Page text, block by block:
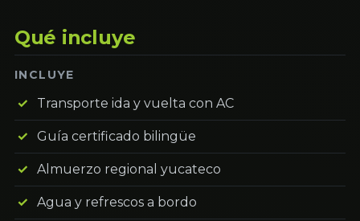
Qué incluye
INCLUYE
Transporte ida y vuelta con AC
Guía certificado bilingüe
Almuerzo regional yucateco
Agua y refrescos a bordo